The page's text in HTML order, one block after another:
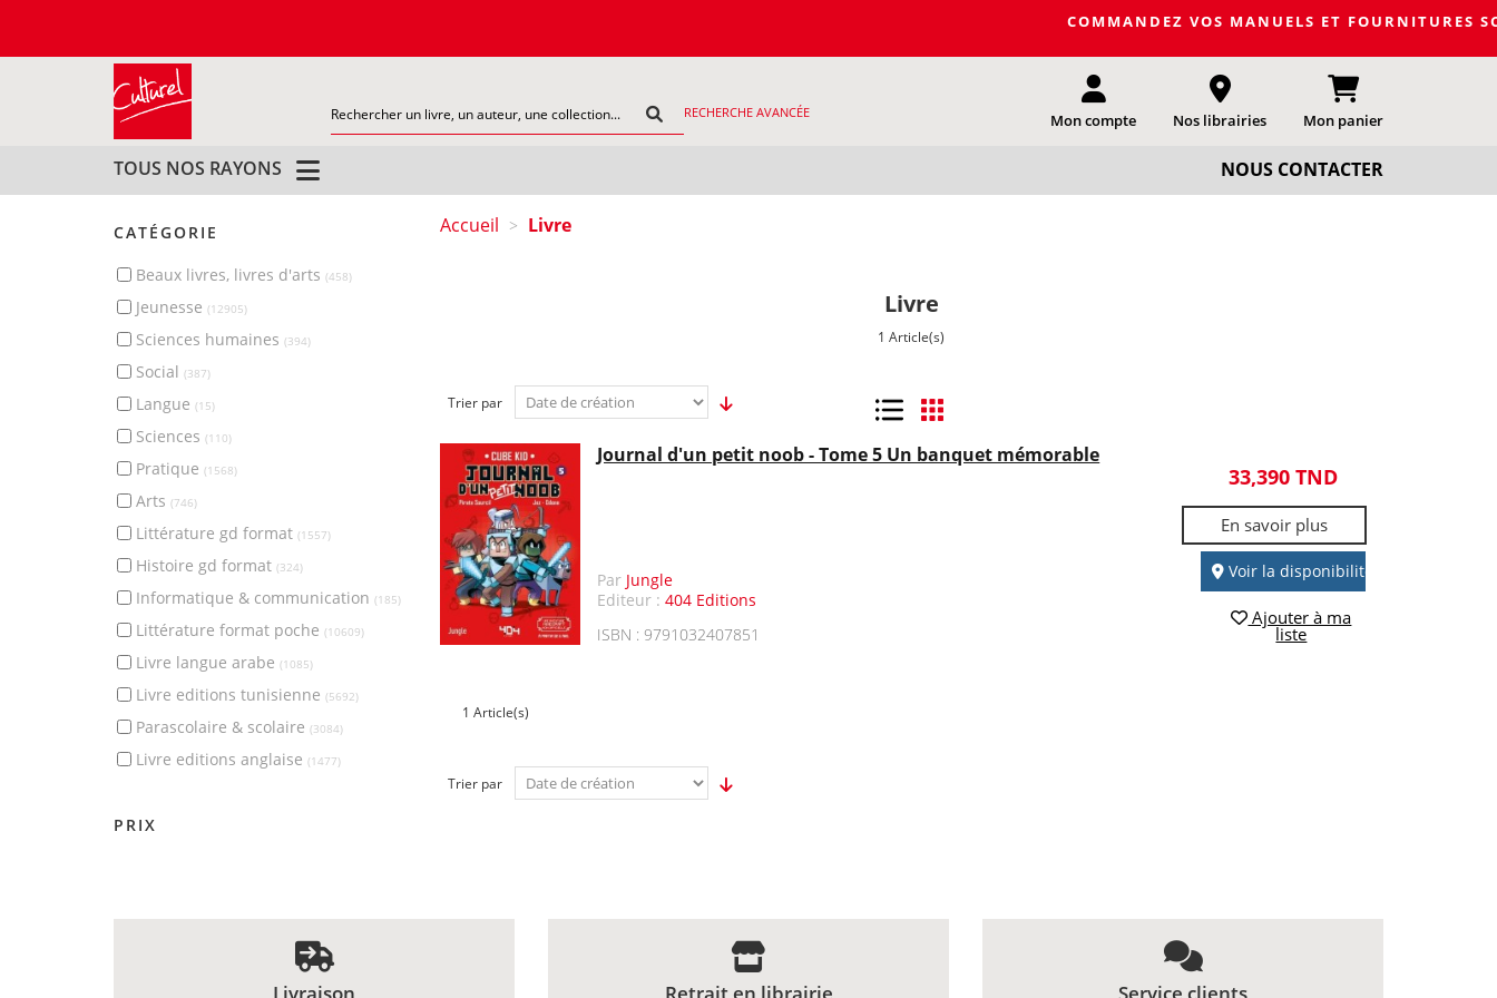
COMMANDEZ VOS MANUELS ET
RECHERCHE AVANCÉE Mon compte Nos librairies Mon panier
TOUS NOS RAYONS NOUS CONTACTER
CATÉGORIE
beaux livres, livres d'arts (458)
jeunesse (12905)
sciences humaines (394)
social (387)
langue (15)
sciences (110)
pratique (1568)
arts (746)
littérature gd format (1557)
histoire gd format (324)
informatique & communication (185)
littérature format poche (10609)
livre langue arabe (1085)
livre editions tunisienne (5692)
parascolaire & scolaire (3084)
livre editions anglaise (1477)
PRIX
MISE À JOUR
Accueil > Livre
Livre
1 Article(s)
Trier par Liste Grille
Journal d'un petit noob - Tome 5 Un banquet mémorable
Par Jungle
Editeur :404 Editions
ISBN : 9791032407851
33,390 TND
En savoir plus
Voir la disponibilité
Ajouter à ma
liste
1 Article(s)
Trier par